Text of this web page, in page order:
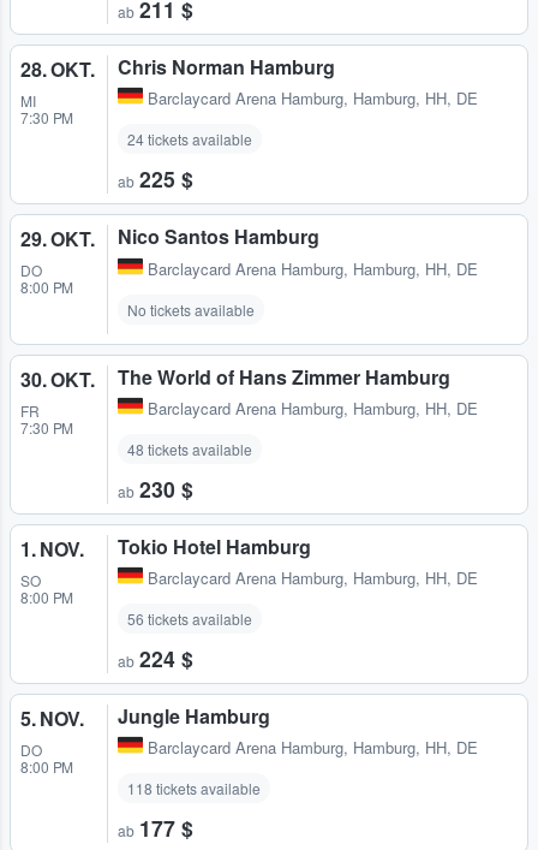
ab 211 $
28. OKT.
MI
7:30 PM
Chris Norman Hamburg
Barclaycard Arena Hamburg, Hamburg, HH, DE
24 tickets available
ab 225 $
29. OKT.
DO
8:00 PM
Nico Santos Hamburg
Barclaycard Arena Hamburg, Hamburg, HH, DE
No tickets available
30. OKT.
FR
7:30 PM
The World of Hans Zimmer Hamburg
Barclaycard Arena Hamburg, Hamburg, HH, DE
48 tickets available
ab 230 $
1. NOV.
SO
8:00 PM
Tokio Hotel Hamburg
Barclaycard Arena Hamburg, Hamburg, HH, DE
56 tickets available
ab 224 $
5. NOV.
DO
8:00 PM
Jungle Hamburg
Barclaycard Arena Hamburg, Hamburg, HH, DE
118 tickets available
ab 177 $